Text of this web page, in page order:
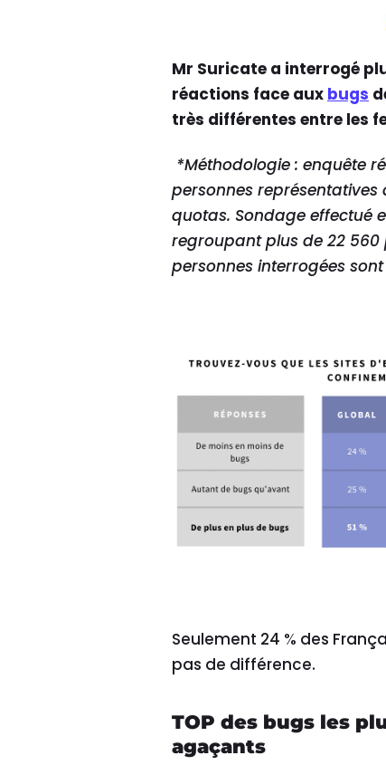
Mr Suricate a interrogé
réactions face aux bugs
très différentes entre les
*Méthodologie : enquête
personnes
quotas. Sondage effectué
regroupant plus de 22 560
personnes interrogées
Seulement 24 % des
pas de différence.
TOP des bugs les
agaçants